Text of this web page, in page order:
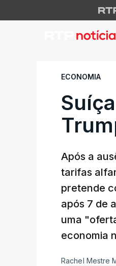
Suíça
ECONOMIA
Após a
tarifas
pretende
após 7 de
uma
economia
Rachel Mestre